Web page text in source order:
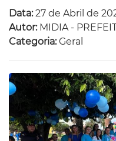
Data:27 de Abril de
Autor:MIDIA -
Categoria:Geral